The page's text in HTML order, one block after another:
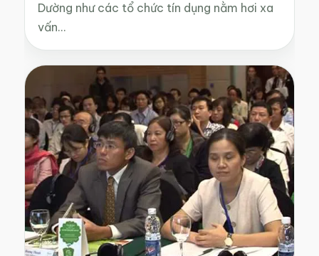
Dường như các tổ chức tín dụng nằm hơi xa
vấn…